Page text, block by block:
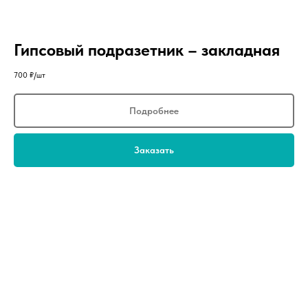
Гипсовый подразетник – закладная
700 ₽/шт
Подробнее
Заказать